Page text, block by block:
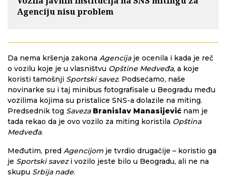
Agenciju nisu problem
Da nema kršenja zakona Agencijaje ocenila i kada je reč
o vozilu koje je u vlasništvu Opštine Medveđa, a koje
koristi tamošnji Sportski savez. Podsećamo, naše
novinarke su i taj minibus fotografisale u Beogradu među
vozilima kojima su pristalice SNS-a dolazile na miting.
Predsednik tog Saveza Branislav Manasijević nam je
tada rekao da je ovo vozilo za miting koristila Opština
Medveđa.
Međutim, pred Agencijom je tvrdio drugačije – koristio ga
je Sportski savezi vozilo jeste bilo u Beogradu, ali ne na
skupu Srbija nade.